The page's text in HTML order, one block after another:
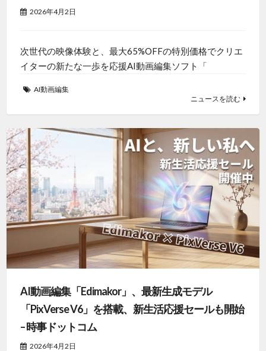
2026年4月2日
次世代の映像体験と、最大65%OFFの特別価格でクリエ
イターの新たな一歩を応援AI動画編集ソフト「
AI動画編集
ニュースを読む
AI動画編集「Edimakor」、最新生成モデル
「PixVerse V6」を搭載、新生活応援セールも開始
– 時事ドットコム
2026年4月2日